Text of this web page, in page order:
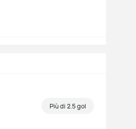
Più di 2.5 gol